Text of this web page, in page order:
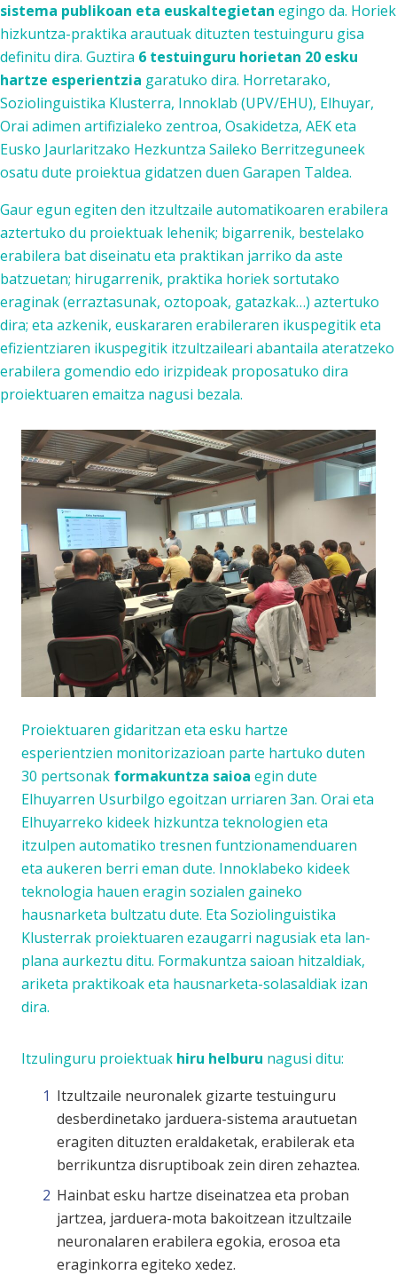
sistema publikoan eta euskaltegietan egingo da. Horiek
hizkuntza-praktika arautuak dituzten testuinguru gisa
definitu dira. Guztira 6 testuinguru horietan 20 esku
hartze esperientzia garatuko dira. Horretarako,
Soziolinguistika Klusterra, Innoklab (UPV/EHU), Elhuyar,
Orai adimen artifizialeko zentroa, Osakidetza, AEK eta
Eusko Jaurlaritzako Hezkuntza Saileko Berritzeguneek
osatu dute proiektua gidatzen duen Garapen Taldea.
Gaur egun egiten den itzultzaile automatikoaren erabilera
aztertuko du proiektuak lehenik; bigarrenik, bestelako
erabilera bat diseinatu eta praktikan jarriko da aste
batzuetan; hirugarrenik, praktika horiek sortutako
eraginak (erraztasunak, oztopoak, gatazkak…) aztertuko
dira; eta azkenik, euskararen erabileraren ikuspegitik eta
efizientziaren ikuspegitik itzultzaileari abantaila ateratzeko
erabilera gomendio edo irizpideak proposatuko dira
proiektuaren emaitza nagusi bezala.
Proiektuaren gidaritzan eta esku hartze
esperientzien monitorizazioan parte hartuko duten
30 pertsonak formakuntza saioa egin dute
Elhuyarren Usurbilgo egoitzan urriaren 3an. Orai eta
Elhuyarreko kideek hizkuntza teknologien eta
itzulpen automatiko tresnen funtzionamenduaren
eta aukeren berri eman dute. Innoklabeko kideek
teknologia hauen eragin sozialen gaineko
hausnarketa bultzatu dute. Eta Soziolinguistika
Klusterrak proiektuaren ezaugarri nagusiak eta lan-
plana aurkeztu ditu. Formakuntza saioan hitzaldiak,
ariketa praktikoak eta hausnarketa-solasaldiak izan
dira.
Itzulinguru proiektuak hiru helburu nagusi ditu:
Itzultzaile neuronalek gizarte testuinguru
desberdinetako jarduera-sistema arautuetan
eragiten dituzten eraldaketak, erabilerak eta
berrikuntza disruptiboak zein diren zehaztea.
Hainbat esku hartze diseinatzea eta proban
jartzea, jarduera-mota bakoitzean itzultzaile
neuronalaren erabilera egokia, erosoa eta
eraginkorra egiteko xedez.